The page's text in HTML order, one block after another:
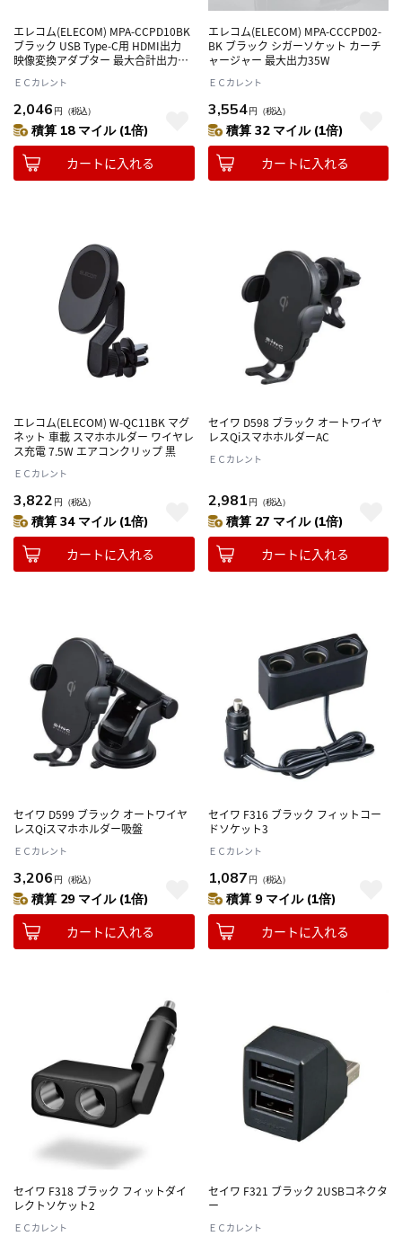
エレコム(ELECOM) MPA-CCPD10BK
ブラック USB Type-C用 HDMI出力
映像変換アダプター 最大合計出力
ＥＣカレント
2,046 円 （税込）
積算 18 マイル (1倍)
カートに入れる
エレコム(ELECOM) MPA-CCCPD02-
BK ブラック シガーソケット カーチ
ャージャー 最大出力35W
ＥＣカレント
3,554円 （税込）
積算 32 マイル (1倍)
カートに入れる
エレコム(ELECOM) W-QC11BK マグ
ネット 車載 スマホホルダー ワイヤレ
ス充電 7.5W エアコンクリップ 黒
ＥＣカレント
3,822 円 （税込）
積算 34 マイル (1倍)
カートに入れる
セイワ D598 ブラック オートワイヤ
レスQiスマホホルダーAC
ＥＣカレント
2,981 円 （税込）
積算 27 マイル (1倍)
カートに入れる
セイワ D599 ブラック オートワイヤ
レスQiスマホホルダー吸盤
ＥＣカレント
3,206 円 （税込）
積算 29 マイル (1倍)
カートに入れる
セイワ F316 ブラック フィットコー
ドソケット3
ＥＣカレント
1,087 円 （税込）
積算 9 マイル (1倍)
カートに入れる
セイワ F318 ブラック フィットダイ
レクトソケット2
ＥＣカレント
セイワ F321 ブラック 2USBコネクタ
ー
ＥＣカレント